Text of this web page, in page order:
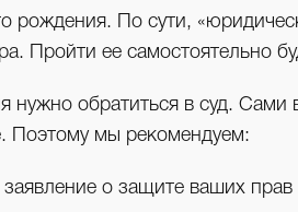
рождения. По сути,
Пройти ее самостоятельно
нужно обратиться в суд. Сами
Поэтому мы рекомендуем:
заявление о защите ваших прав